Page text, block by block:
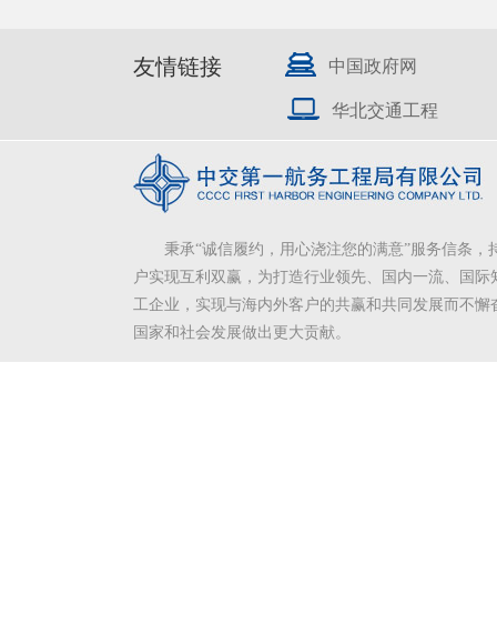
友情链接 中国政府网
华北交通工程
秉承“诚信履约，用心浇注您的满意”服务信条，
户实现互利双赢，为打造行业领先、国内一流、国际
工企业，实现与海内外客户的共赢和共同发展而不懈
国家和社会发展做出更大贡献。